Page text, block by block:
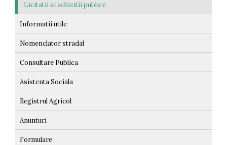
Licitatii si achizitii publice
Informatii utile
Nomenclator stradal
Consultare Publica
Asistenta Sociala
Registrul Agricol
Anunturi
Formulare